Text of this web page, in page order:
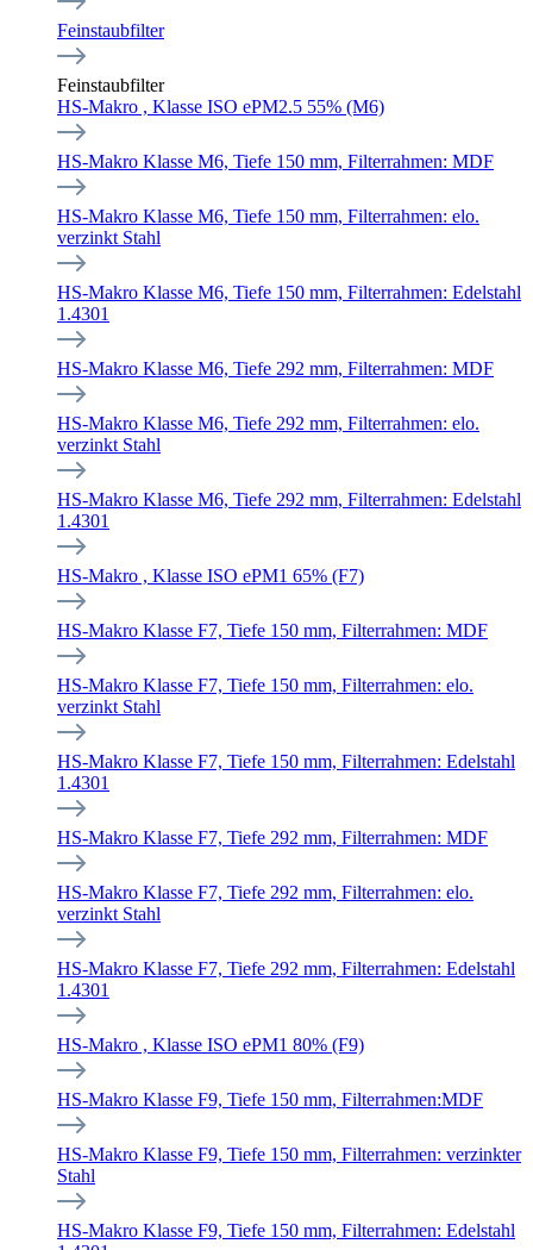
Feinstaubfilter
Feinstaubfilter
HS-Makro , Klasse ISO ePM2.5 55% (M6)
HS-Makro Klasse M6, Tiefe 150 mm, Filterrahmen: MDF
HS-Makro Klasse M6, Tiefe 150 mm, Filterrahmen: elo.
verzinkt Stahl
HS-Makro Klasse M6, Tiefe 150 mm, Filterrahmen: Edelstahl
1.4301
HS-Makro Klasse M6, Tiefe 292 mm, Filterrahmen: MDF
HS-Makro Klasse M6, Tiefe 292 mm, Filterrahmen: elo.
verzinkt Stahl
HS-Makro Klasse M6, Tiefe 292 mm, Filterrahmen: Edelstahl
1.4301
HS-Makro , Klasse ISO ePM1 65% (F7)
HS-Makro Klasse F7, Tiefe 150 mm, Filterrahmen: MDF
HS-Makro Klasse F7, Tiefe 150 mm, Filterrahmen: elo.
verzinkt Stahl
HS-Makro Klasse F7, Tiefe 150 mm, Filterrahmen: Edelstahl
1.4301
HS-Makro Klasse F7, Tiefe 292 mm, Filterrahmen: MDF
HS-Makro Klasse F7, Tiefe 292 mm, Filterrahmen: elo.
verzinkt Stahl
HS-Makro Klasse F7, Tiefe 292 mm, Filterrahmen: Edelstahl
1.4301
HS-Makro , Klasse ISO ePM1 80% (F9)
HS-Makro Klasse F9, Tiefe 150 mm, Filterrahmen:MDF
HS-Makro Klasse F9, Tiefe 150 mm, Filterrahmen: verzinkter
Stahl
HS-Makro Klasse F9, Tiefe 150 mm, Filterrahmen: Edelstahl